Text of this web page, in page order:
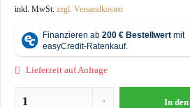
inkl. MwSt. zzgl. Versandkosten
Lieferzeit auf Anfrage
In den